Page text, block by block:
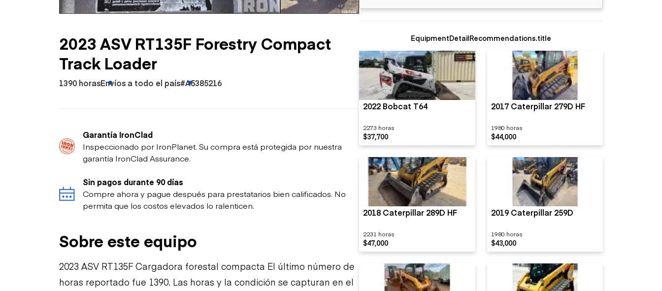
Petróleo y gas
Excavadoras
Omitir cargadores
Raspadores
Trailers
plataforma
Remolques de troncos
2023 ASV RT135F Forestry Compact
Track Loader
1390 horasEnvíos a todo el país#A5385216
Garantía IronClad
Inspeccionado por IronPlanet. Su compra está protegida por nuestra
garantía IronClad Assurance.
Sin pagos durante 90 días
Compre ahora y pague después para prestatarios bien calificados. No
permita que los costos elevados lo ralenticen.
Sobre este equipo
2023 ASV RT135F Cargadora forestal compacta El último número de
horas reportado fue 1390. Las horas y la condición se capturan en el
EquipmentDetailRecommendations.title
2022 Bobcat T64
2273 horas
$37,700
2017 Caterpillar 279D HF
1980 horas
$44,000
2018 Caterpillar 289D HF
2231 horas
$47,000
2019 Caterpillar 259D
1980 horas
$43,000